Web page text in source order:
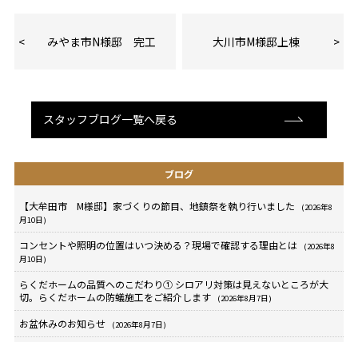
みやま市N様邸 完工 大川市M様邸上棟
スタッフブログ一覧へ戻る
ブログ
【大牟田市 M様邸】家づくりの節目、地鎮祭を執り行いました
(2026年8
月10日)
コンセントや照明の位置はいつ決める？現場で確認する理由とは
(2026年8
月10日)
らくだホームの品質へのこだわり① シロアリ対策は見えないところが大
切。らくだホームの防蟻施工をご紹介します
(2026年8月7日)
お盆休みのお知らせ (2026年8月7日)